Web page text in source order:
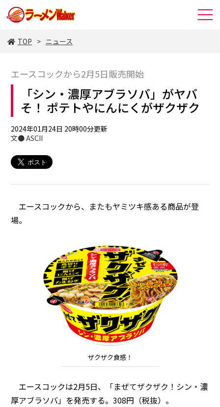
TOP ニュース
エースコックから2月5日販売開始
「シン・濃厚アブラソバ」がヤバ
そ！ ポテトやにんにくがザクザク
2024年01月24日 20時00分更新
文● ASCII
エースコックから、またもヤミツキ感ある商品が登
場。
ザクザク食感！
エースコックは2月5日、「まぜてザクザク！シン・濃
厚アブラソバ」を発売する。308円（税抜）。